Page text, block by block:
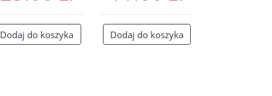
Dodaj do koszyka Dodaj do koszyka